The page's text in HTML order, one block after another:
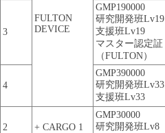
FULTON
DEVICE
3
GMP190000
研究開発班Lv19
支援班Lv19
マスター認定証
（FULTON）
4
GMP390000
研究開発班Lv33
支援班Lv33
2 + CARGO 1
GMP30000
研究開発班Lv8